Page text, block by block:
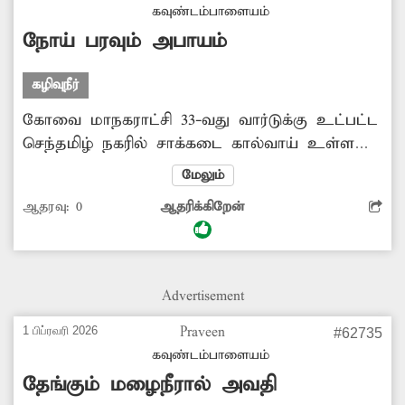
கிடக்கும் கழிவுகளை அகற்றவும், மீண்டும்
வீசாமல் தடுக்கவும் சம்பந்தப்பட்ட துறை
அதிகாரிகள் நடவடிக்கை எடுக்க வேண்டும்.
கவுண்டம்பாளையம்
நோய் பரவும் அபாயம்
கழிவுநீர்
கோவை மாநகராட்சி 33-வது வார்டுக்கு உட்பட்ட
செந்தமிழ் நகரில் சாக்கடை கால்வாய் உள்ளது.
இந்த கால்வாயில் அடைப்பு ஏற்பட்டு உள்ளது.
மண், பிளாஸ்டிக் கழிவுகள், குப்பைகள்
நிறைந்து கிடக்கிறது. கழிவுநீர் வழிந்தேட
முடியாமல் ஆங்காங்யே தேங்கி நிற்கிறது.
வருகிறது. இதனால் பொதுமக்களுக்கு தொற்று
நோய் பரவும் அபாயம் காணப்படுகிறது. எனவே
அந்த கால்வாயை தூர்வாரி கழிவுநீர் சீராக
வழிந்தோட சம்பந்தப்பட்ட துறை அதிகாரிகள்
நடவடிக்கை எடுக்க வேண்டும்.
மேலும்
ஆதரவு: 0 ஆதரிக்கிறேன்
Advertisement
1 பிப்ரவரி 2026
Praveen
கவுண்டம்பாளையம்
#62735
தேங்கும் மழைநீரால் அவதி